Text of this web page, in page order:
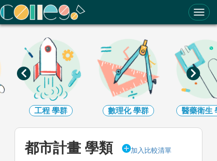
ColleGo! 大學選才與高中育才輔助系統
工程 學群 數理化學群 醫藥衛生
都市計畫 學類 加入比較清單